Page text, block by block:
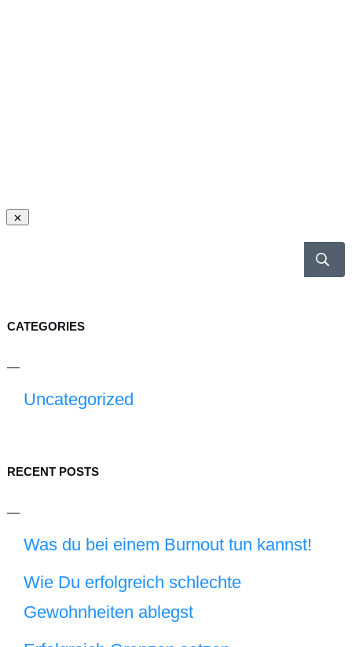
CATEGORIES
Uncategorized
RECENT POSTS
Was du bei einem Burnout tun kannst!
Wie Du erfolgreich schlechte
Gewohnheiten ablegst